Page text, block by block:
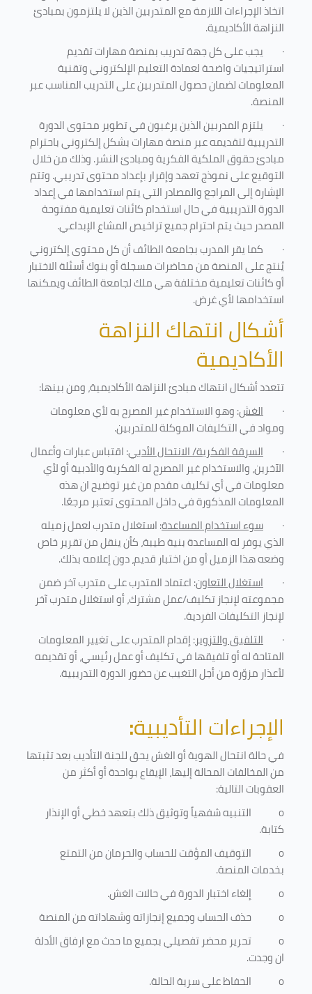
اتخاذ الإجراءات اللازمة مع المتدربين الذين لا يلتزمون بمبادئ
النزاهة الأكاديمية.
· يجب على كل جهة تدريب بمنصة مهارات تقديم
استراتيجيات واضحة لعمادة التعليم الإلكتروني وتقنية
المعلومات لضمان حصول المتدربين على التدريب المناسب عبر
المنصة.
· يلتزم المدربين الذين يرغبون في تطوير محتوى الدورة
التدريبية لتقديمه عبر منصة مهارات بشكل إلكتروني باحترام
مبادئ حقوق الملكية الفكرية ومبادئ النشر. وذلك من خلال
التوقيع على نموذج تعهد وإقرار بإعداد محتوى تدريبي. وتتم
الإشارة إلى المراجع والمصادر التي يتم استخدامها في إعداد
الدورة التدريبية في حال استخدام كائنات تعليمية مفتوحة
المصدر حيث يتم احترام جميع تراخيص المشاع الإبداعي.
· كما يقر المدرب بجامعة الطائف أن كل محتوى إلكتروني
يُنتج على المنصة من محاضرات مسجلة أو بنوك أسئلة الاختبار
أو كائنات تعليمية مختلفة هي ملك لجامعة الطائف ويمكنها
استخدامها لأي غرض.
أشكال انتهاك النزاهة
الأكاديمية
تتعدد أشكال انتهاك مبادئ النزاهة الأكاديمية، ومن بينها:
· الغش: وهو الاستخدام غير المصرح به لأي معلومات
ومواد في التكليفاتالموكلة للمتدربين.
· السرقة الفكرية/ الانتحال الأدبي: اقتباس عبارات وأعمال
الآخرين، والاستخدام غير المصرح له الفكرية والأدبية أو لأي
معلومات في أي تكليف مقدم من غير توضيح ان هذه
المعلومات المذكورة في داخل المحتوى تعتبر مرجعًا.
· سوء استخدام المساعدة: استغلال متدرب لعمل زميله
الذي يوفر له المساعدة بنية طيبة، كأن ينقل من تقرير خاص
وضعه هذا الزميل أو من اختبار قديم، دون إعلامه بذلك.
· استغلال التعاون: اعتماد المتدرب على متدرب آخر ضمن
مجموعته لإنجاز تكليف/عمل مشترك، أو استغلال متدرب آخر
لإنجاز التكليفات الفردية.
· التلفيق والتزوير: إقدام المتدرب على تغيير المعلومات
المتاحة له أو تلفيقها في تكليف أو عمل رئيسي، أو تقديمه
لأعذار مزوّرة من أجل التغيب عن حضور الدورة التدريبية.
الإجراءات التأديبية:
في حالة انتحال الهوية أو الغش يحق للجنة التأديب بعد تثبتها
من المخالفات المحالة إليها، الإيقاع بواحدة أو أكثر من
العقوبات التالية:
o
التنبيه شفهياً وتوثيق ذلك بتعهد خطي أو الإنذار
كتابة.
o
التوقيف المؤقت للحساب والحرمان من التمتع
بخدمات المنصة.
o
إلغاء اختبار الدورة في حالات الغش.
o
حذف الحساب وجميع إنجازاته وشهاداته من المنصة
o
تحرير محضر تفصيلي بجميع ما حدث مع ارفاق الأدلة
ان وجدت.
o
الحفاظ على سرية الحالة.